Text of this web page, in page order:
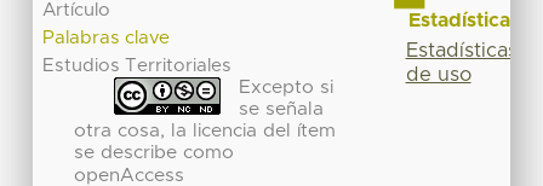
Artículo
Palabras clave
Estudios Territoriales
Excepto si
se señala
otra cosa, la licencia del ítem
se describe como
openAccess
Estadísticas
Estadísticas
de uso